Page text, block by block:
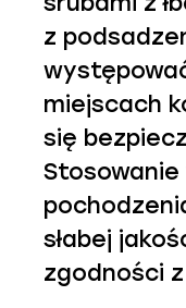
z
miejscach
się
słabej
zgodności